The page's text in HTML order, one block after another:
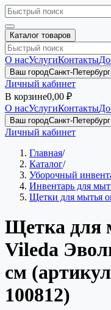
Каталог товаров
О насУслугиКонтакты
Ваш городСанкт-Петербург
Личный кабинет
В корзине0,00 ₽
О насУслугиКонтакты
Ваш городСанкт-Петербург
Личный кабинет
Главная/
Каталог/
Уборочный
Инвентарь для
Щетки для мытья
Щетка для
Vileda
см
100812)